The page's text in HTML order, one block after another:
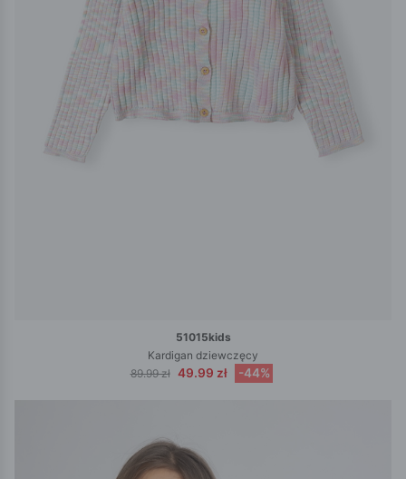
51015kids
Kardigan dziewczęcy
89.99 zł 49.99 zł -44%